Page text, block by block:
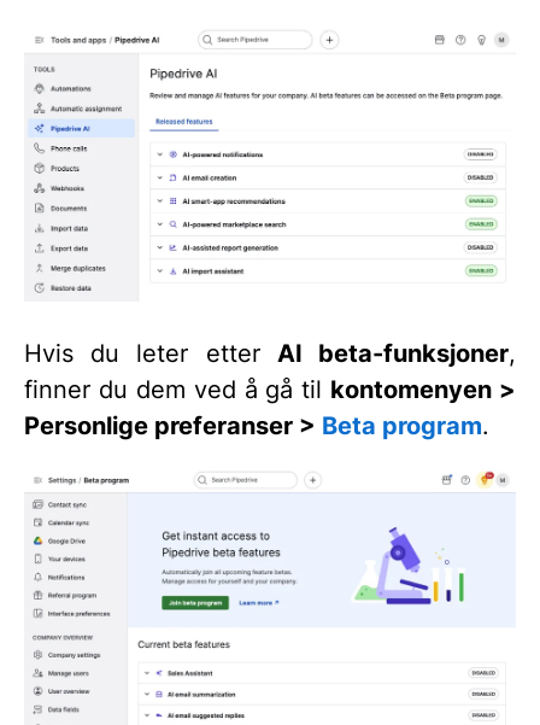
Hvis du leter etter AI beta-funksjoner,
finner du dem ved å gå til kontomenyen >
Personlige preferanser > Beta program.